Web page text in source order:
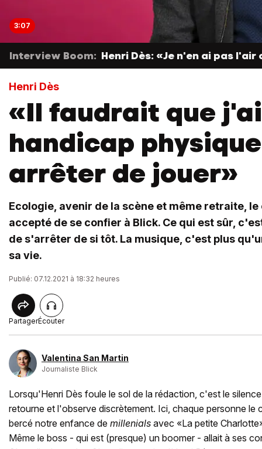
3:07
Interview Boom: Henri Dès: «Je n'en ai pas
Henri Dès
«Il faudrait que
handicap
arrêter de jouer»
Ecologie, avenir de la scène et même retraite, le
accepté de se confier à Blick. Ce qui est sûr,
de s'arrêter de si tôt. La musique, c'est plus
sa vie.
Publié: 07.12.2021 à 18:32 heures
PartagerÉcouter
Valentina San Martin
Journaliste Blick
Lorsqu'Henri Dès foule le sol de la rédaction, c'est le
retourne et l'observe discrètement. Ici, chaque personne le
bercé notre enfance de millenials avec «La petite
Même le boss - qui est (presque) un boomer - allait à ses